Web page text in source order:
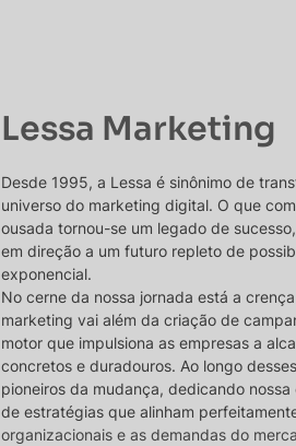
Lessa Marketing
Desde 1995, a Lessa é sinônimo de
universo do marketing digital. O que
ousada tornou-se um legado de
em direção a um futuro repleto de
exponencial.
No cerne da nossa jornada está a
marketing vai além da criação de
motor que impulsiona as empresas a
concretos e duradouros. Ao longo
pioneiros da mudança, dedicando
de estratégias que alinham
organizacionais e as demandas do